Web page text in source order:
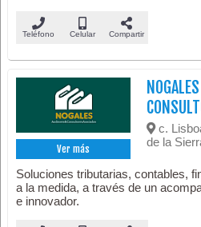
Teléfono Celular Compartir
Ver más
c.
de la
Soluciones tributarias, contables,
a la medida, a través de un
e innovador.